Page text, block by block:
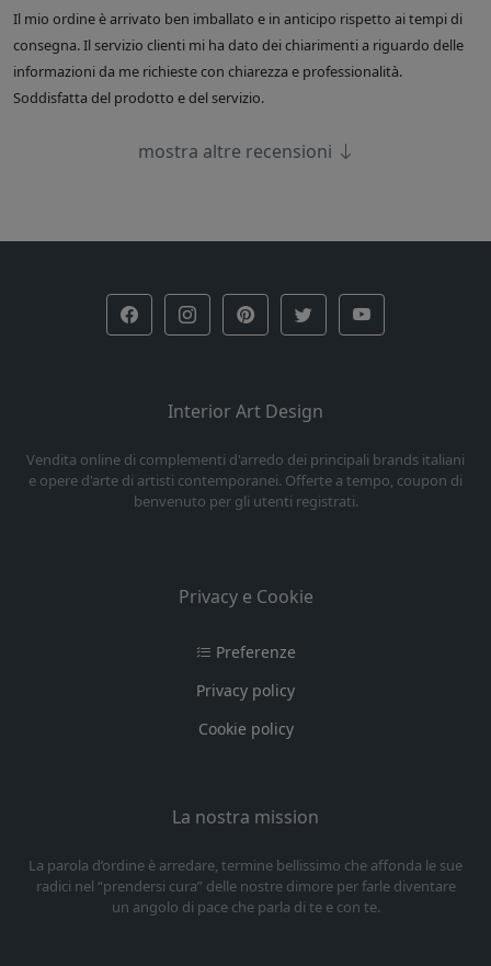
Il mio ordine è arrivato ben imballato e in anticipo rispetto ai tempi di
consegna. Il servizio clienti mi ha dato dei chiarimenti a riguardo delle
informazioni da me richieste con chiarezza e professionalità.
Soddisfatta del prodotto e del servizio.
mostra altre recensioni
Interior Art Design
Vendita online di complementi d'arredo dei principali brands italiani
e opere d'arte di artisti contemporanei. Offerte a tempo, coupon di
benvenuto per gli utenti registrati.
Privacy e Cookie
Preferenze
Privacy policy
Cookie policy
La nostra mission
La parola d’ordine è arredare, termine bellissimo che affonda le sue
radici nel “prendersi cura” delle nostre dimore per farle diventare
un angolo di pace che parla di te e con te.